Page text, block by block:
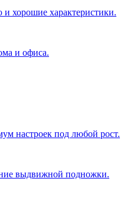
хорошие характеристики.
и офиса.
настроек под любой рост.
выдвижной подножки.